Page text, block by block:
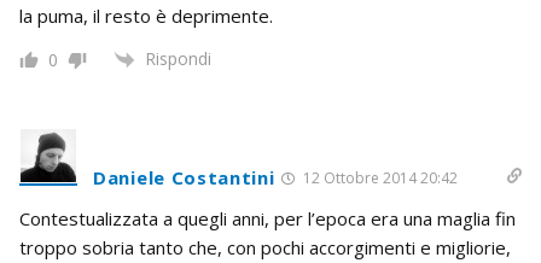
la puma, il resto è deprimente.
0 Rispondi
Daniele Costantini 12 Ottobre 2014 20:42
Contestualizzata a quegli anni, per l’epoca era una maglia fin
troppo sobria tanto che, con pochi accorgimenti e migliorie,